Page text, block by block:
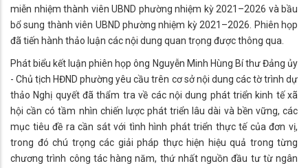
miễn nhiệm thành viên UBND phường nhiệm kỳ 2021–2026 và bầu
bổ sung thành viên UBND phường nhiệm kỳ 2021–2026. Phiên họp
đã tiến hành thảo luận các nội dung quan trọng được thông qua.
Phát biểu kết luận phiên họp ông Nguyễn Minh Hùng Bí thư Đảng ủy
- Chủ tịch HĐND phường yêu cầu trên cơ sở nội dung các tờ trình dự
thảo Nghị quyết đã thẩm tra về các nội dung phát triển kinh tế xã
hội cần có tầm nhìn chiến lược phát triển lâu dài và bền vững, các
mục tiêu đề ra cần sát với tình hình phát triển thực tế của đơn vị,
trong đó chú trọng các giải pháp thực hiện hiệu quả trong từng
chương trình công tác hàng năm, thứ nhất nguồn đầu tư từ ngân